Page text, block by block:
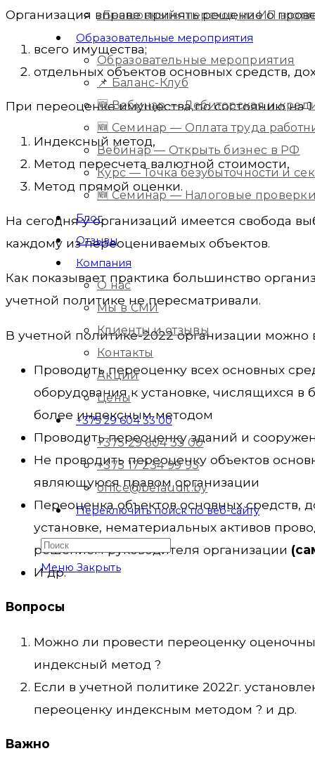
«Бесшовный» переход из ИП в
Образовательные мероприятия
Образовательные мероприятия
📌 Баланс-Клуб
🆕 Вебинар — Дебиторская и
🆕 Семинар — Оплата труда
Вебинар — Открыть бизнес в РФ
Курс — Точка безубыточности и
🆕 Семинар — Налоговые проверки
Блог
Отзывы
Компания
О нас
Мы в СМИ
Клиенты и отзывы
Контакты
Акции
Цены
+375 29 604 33 00
+375 29 604 33 00
+375 17 234 99 93
office@belaudit.by
Переключить поиск по веб-сайту
Меню Закрыть
Организация вправе принять решение о
всего имущества;
отдельных объектов основных средств,
При переоценке имущества по состоянию на 1
Индексный метод,
Метод пересчета валютной стоимости,
Метод прямой оценки.
На сегодня у организаций имеется свобода
каждому из переоцениваемых объектов.
Как показывает практика большинство
учетной политике не пересматривали.
В учетной политике-2022 организации
Проводить переоценку всех основных
оборудования к установке, числящихся в
более индексным методом
Проводить переоценку зданий и
Не проводить переоценку объектов
являющуюся правом организации
Переоценка объектов основных средств,
установке, нематериальных активов
решением руководителя организации
И др.
Вопросы
Можно ли провести переоценку
индексный метод ?
Если в учетной политике 2022г.
переоценку индексным методом ? и др.
Важно